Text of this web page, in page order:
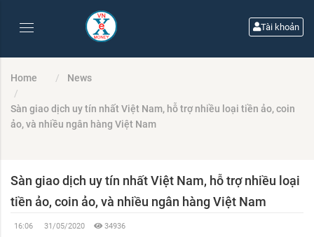
Tài khoản
Home News
Sàn giao dịch uy tín nhất Việt Nam, hỗ trợ nhiều loại tiền ảo, coin
ảo, và nhiều ngân hàng Việt Nam
Sàn giao dịch uy tín nhất Việt Nam, hỗ trợ nhiều loại
tiền ảo, coin ảo, và nhiều ngân hàng Việt Nam
16:06 31/05/2020 34936